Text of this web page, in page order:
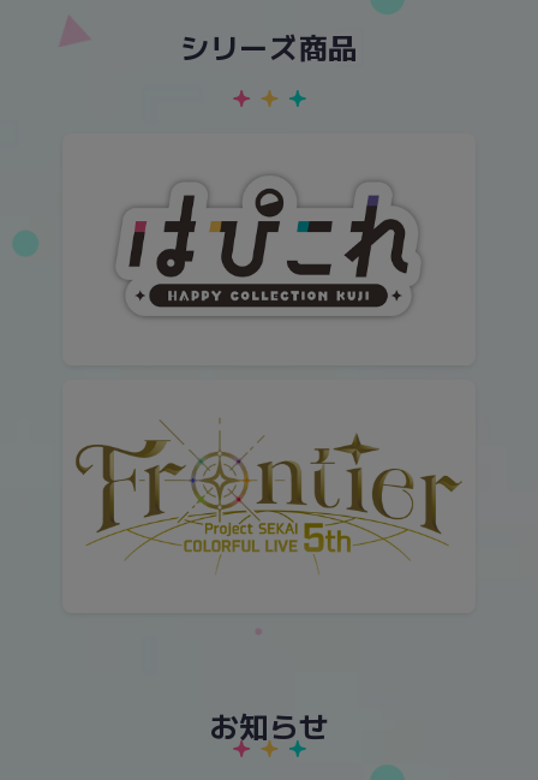
シリーズ商品
お知らせ